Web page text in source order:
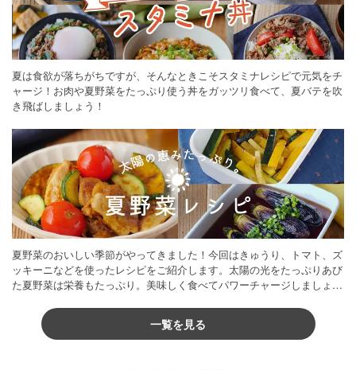
夏は食欲が落ちがちですが、そんなときこそスタミナレシピで元気をチ
ャージ！お肉や夏野菜をたっぷり使う丼をガッツリ食べて、夏バテを吹
き飛ばしましょう！
夏野菜のおいしい季節がやってきました！今回はきゅうり、トマト、ズ
ッキーニなどを使ったレシピをご紹介します。太陽の光をたっぷりあび
た夏野菜は栄養もたっぷり。美味しく食べてパワーチャージしましょう
一覧を見る